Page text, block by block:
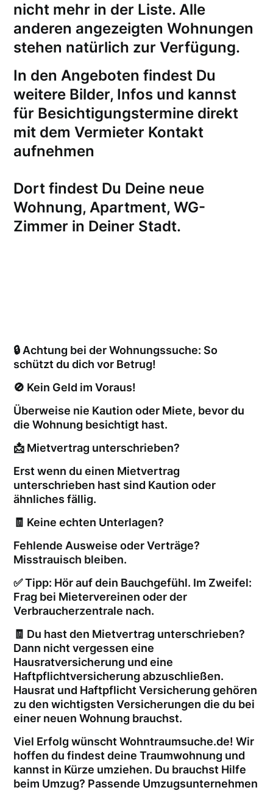
nicht mehr in der Liste. Alle
anderen angezeigten Wohnungen
stehen natürlich zur Verfügung.
In den Angeboten findest Du
weitere Bilder, Infos und kannst
für Besichtigungstermine direkt
mit dem Vermieter Kontakt
aufnehmen
Dort findest Du Deine neue
Wohnung, Apartment, WG-
Zimmer in Deiner Stadt.
🔒 Achtung bei der Wohnungssuche: So
schützt du dich vor Betrug!
🚫 Kein Geld im Voraus!
Überweise nie Kaution oder Miete, bevor du
die Wohnung besichtigt hast.
📩 Mietvertrag unterschrieben?
Erst wenn du einen Mietvertrag
unterschrieben hast sind Kaution oder
ähnliches fällig.
🧾 Keine echten Unterlagen?
Fehlende Ausweise oder Verträge?
Misstrauisch bleiben.
✅ Tipp: Hör auf dein Bauchgefühl. Im Zweifel:
Frag bei Mietervereinen oder der
Verbraucherzentrale nach.
🧾 Du hast den Mietvertrag unterschrieben?
Dann nicht vergessen eine
Hausratversicherung und eine
Haftpflichtversicherung abzuschließen.
Hausrat und Haftpflicht Versicherung gehören
zu den wichtigsten Versicherungen die du bei
einer neuen Wohnung brauchst.
Viel Erfolg wünscht Wohntraumsuche.de! Wir
hoffen du findest deine Traumwohnung und
kannst in Kürze umziehen. Du brauchst Hilfe
beim Umzug? Passende Umzugsunternehmen